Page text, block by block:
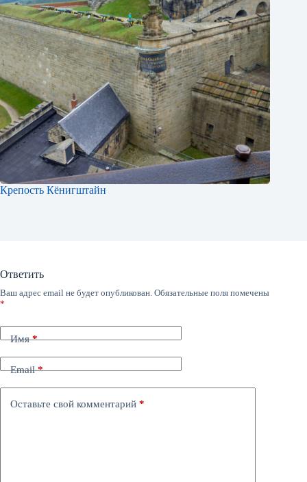
Крепость Кёнигштайн
Ответить
Ваш адрес email не будет опубликован. Обязательные поля помечены
*
Имя*
Email*
Оставьте свой комментарий *